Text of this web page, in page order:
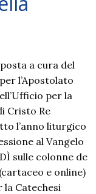
a cura del
l’Apostolato
per la
Cristo Re
l’anno liturgico
al Vangelo
sulle colonne de
e online)
la Catechesi